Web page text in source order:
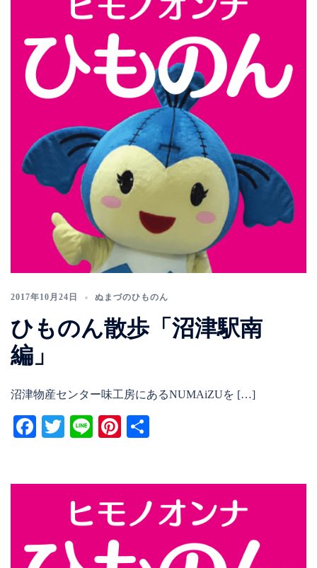
2017年10月24日 ぬまづのひものん
ひものん散歩「沼津駅南
編」
沼津物産センター味工房にあるNUMAiZUを […]
Facebook
TwitterLinePinterest